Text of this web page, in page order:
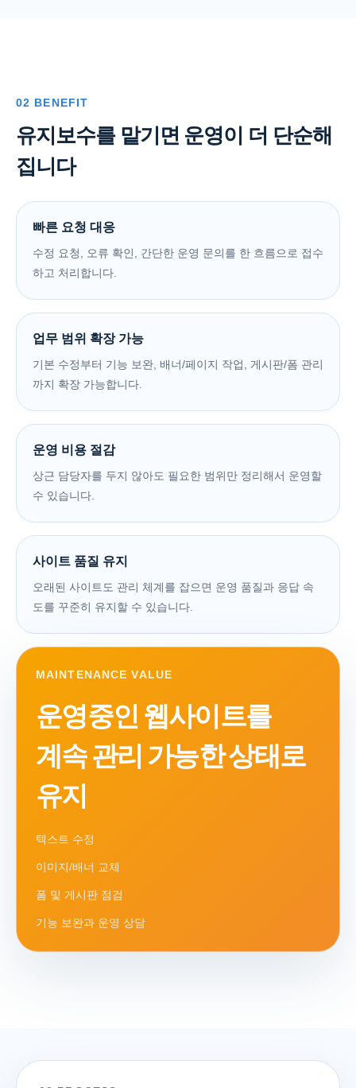
02 BENEFIT
유지보수를 맡기면 운영이 더 단순해
집니다
빠른 요청 대응
수정 요청, 오류 확인, 간단한 운영 문의를 한 흐름으로 접수
하고 처리합니다.
업무 범위 확장 가능
기본 수정부터 기능 보완, 배너/페이지 작업, 게시판/폼 관리
까지 확장 가능합니다.
운영 비용 절감
상근 담당자를 두지 않아도 필요한 범위만 정리해서 운영할
수 있습니다.
사이트 품질 유지
오래된 사이트도 관리 체계를 잡으면 운영 품질과 응답 속
도를 꾸준히 유지할 수 있습니다.
MAINTENANCE VALUE
운영중인 웹사이트를
계속 관리 가능한 상태로
유지
텍스트 수정
이미지/배너 교체
폼 및 게시판 점검
기능 보완과 운영 상담